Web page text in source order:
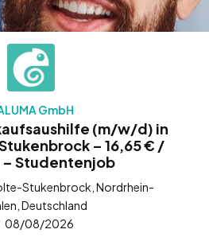
GmbH
(m/w/d) in
– 16,65 € /
Studentenjob
Stukenbrock, Nordrhein-
Deutschland
08/08/2026